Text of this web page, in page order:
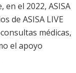
el 2022, ASISA
de ASISA LIVE
médicas,
el apoyo